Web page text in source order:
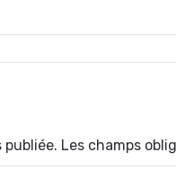
publiée. Les champs